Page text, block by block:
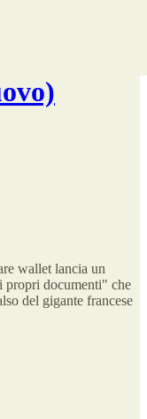
wallet lancia un
propri documenti" che
del gigante francese